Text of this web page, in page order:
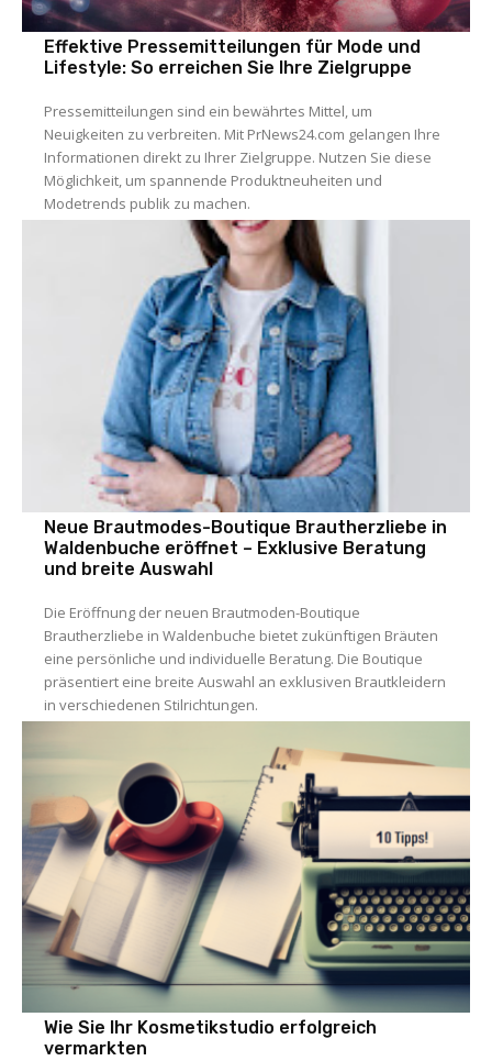
Effektive Pressemitteilungen für Mode und
Lifestyle: So erreichen Sie Ihre Zielgruppe
Pressemitteilungen sind ein bewährtes Mittel, um
Neuigkeiten zu verbreiten. Mit PrNews24.com gelangen Ihre
Informationen direkt zu Ihrer Zielgruppe. Nutzen Sie diese
Möglichkeit, um spannende Produktneuheiten und
Modetrends publik zu machen.
Neue Brautmodes-Boutique Brautherzliebe in
Waldenbuche eröffnet – Exklusive Beratung
und breite Auswahl
Die Eröffnung der neuen Brautmoden-Boutique
Brautherzliebe in Waldenbuche bietet zukünftigen Bräuten
eine persönliche und individuelle Beratung. Die Boutique
präsentiert eine breite Auswahl an exklusiven Brautkleidern
in verschiedenen Stilrichtungen.
Wie Sie Ihr Kosmetikstudio erfolgreich
vermarkten